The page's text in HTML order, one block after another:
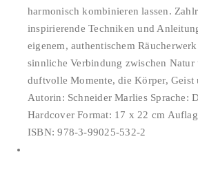
harmonisch kombinieren lassen.
inspirierende Techniken und
eigenem, authentischem
sinnliche Verbindung zwischen
duftvolle Momente, die Körper, Geist
Autorin: Schneider Marlies Sprache:
Hardcover Format: 17 x 22 cm
ISBN: 978-3-99025-532-2